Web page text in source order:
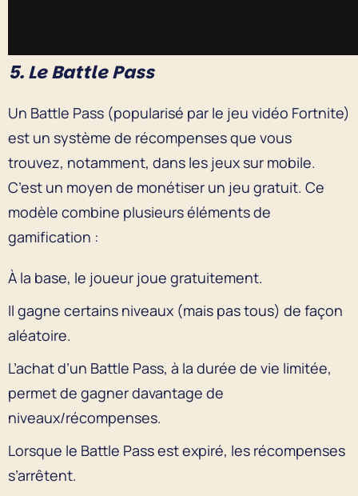
5. Le Battle Pass
Un Battle Pass (popularisé par le jeu vidéo Fortnite)
est un système de récompenses que vous
trouvez, notamment, dans les jeux sur mobile.
C’est un moyen de monétiser un jeu gratuit. Ce
modèle combine plusieurs éléments de
gamification :
À la base, le joueur joue gratuitement.
Il gagne certains niveaux (mais pas tous) de façon
aléatoire.
L’achat d’un Battle Pass, à la durée de vie limitée,
permet de gagner davantage de
niveaux/récompenses.
Lorsque le Battle Pass est expiré, les récompenses
s’arrêtent.